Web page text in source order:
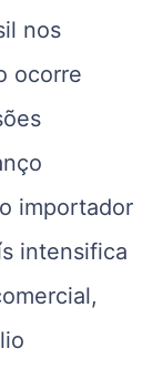
nos
ocorre
importador
intensifica